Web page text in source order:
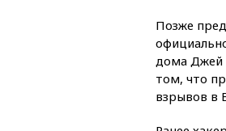
Позже
дома Джей
том, что
взрывов в